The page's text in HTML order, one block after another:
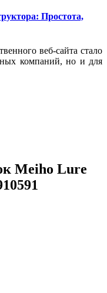
Простота,
веб-сайта стало
компаний, но и для
Meiho Lure